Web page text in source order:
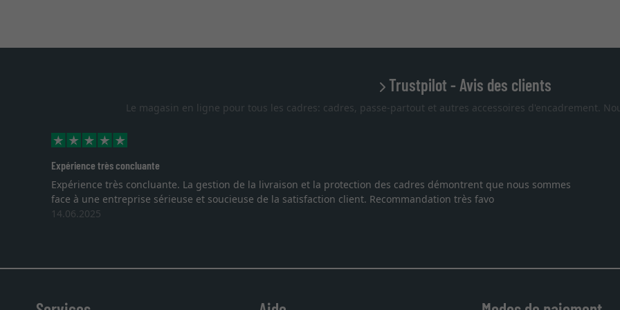
Trustpilot - Avis des clients
Le magasin en ligne pour tous les cadres: cadres, passe-partout et autres accessoires d'encadrement.
Expérience très concluante
Expérience très concluante. La gestion de la livraison et la protection des cadres démontrent que nous sommes
face à une entreprise sérieuse et soucieuse de la satisfaction client. Recommandation très favo
14.06.2025
Je
au